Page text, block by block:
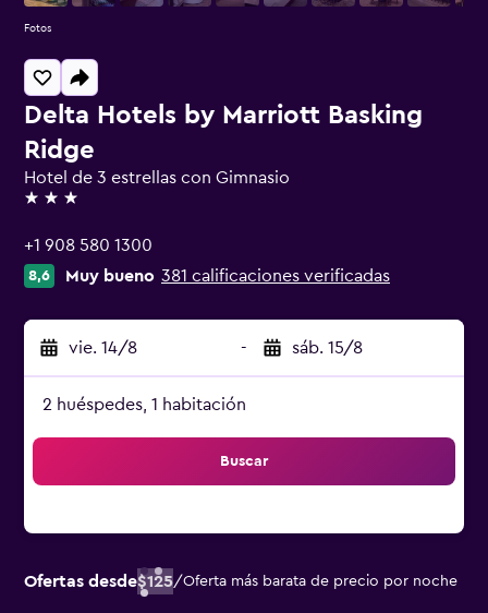
Delta Hotels by Marriott Basking
Ridge
Hotel de 3 estrellas con Gimnasio
3 estrellas
+1 908 580 1300
8,6 Muy bueno 381 calificaciones verificadas
vie. 14/8 - sáb. 15/8
2 huéspedes, 1 habitación
Buscar
Ofertas desde$125/Oferta más barata de precio por noche
Fotos